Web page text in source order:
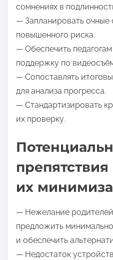
сомнениях в
— Запланировать очные
повышенного риска.
— Обеспечить
поддержку по
— Сопоставлять
для анализа прогресса.
— Стандартизировать
их проверку.
их
— Нежелание родителей
предложить
и обеспечить
— Недостаток